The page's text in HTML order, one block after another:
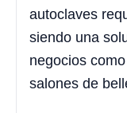
autoclaves
siendo una
negocios
salones de